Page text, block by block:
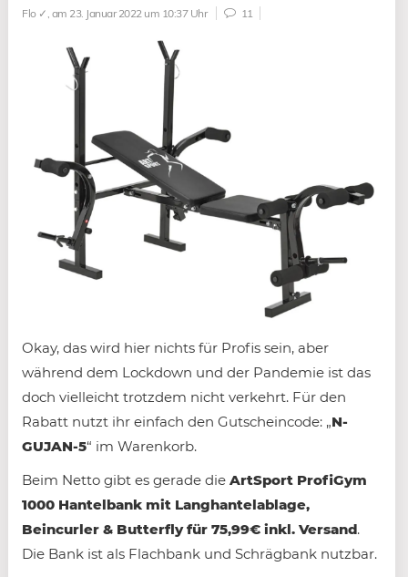
Flo ✓ , am 23. Januar 2022 um 10:37 Uhr 11
Okay, das wird hier nichts für Profis sein, aber
während dem Lockdown und der Pandemie ist das
doch vielleicht trotzdem nicht verkehrt. Für den
Rabatt nutzt ihr einfach den Gutscheincode: „N-
GUJAN-5“ im Warenkorb.
Beim Netto gibt es gerade die ArtSport ProfiGym
1000 Hantelbank mit Langhantelablage,
Beincurler & Butterfly für 75,99€ inkl. Versand.
Die Bank ist als Flachbank und Schrägbank nutzbar.